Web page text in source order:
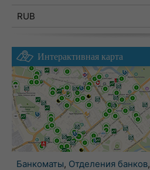
RUB
Интерактивная карта
Банкоматы, Отделения банков,